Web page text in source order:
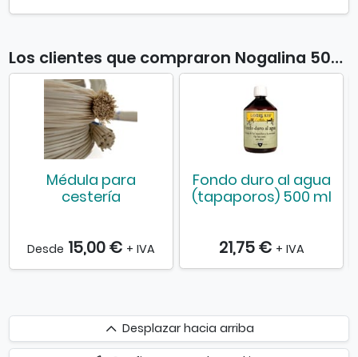
Los clientes que compraron Nogalina 500ml también compraron
Médula para
cestería
Desde 15,00 € + IVA
Fondo duro al agua
(tapaporos) 500 ml
21,75 € + IVA
Desplazar
hacia
Desplazar hacia arriba